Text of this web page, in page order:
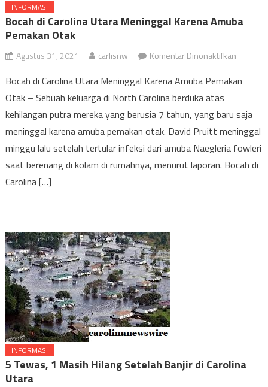
INFORMASI
Bocah di Carolina Utara Meninggal Karena Amuba
Pemakan Otak
Agustus 31, 2021 carlisnw Komentar Dinonaktifkanpada
di
Utara
Karena
Amuba
Bocah di Carolina Utara Meninggal Karena Amuba Pemakan
Otak – Sebuah keluarga di North Carolina berduka atas
kehilangan putra mereka yang berusia 7 tahun, yang baru saja
meninggal karena amuba pemakan otak. David Pruitt meninggal
minggu lalu setelah tertular infeksi dari amuba Naegleria fowleri
saat berenang di kolam di rumahnya, menurut laporan. Bocah di
Carolina […]
INFORMASI
5 Tewas, 1 Masih Hilang Setelah Banjir di Carolina
Utara